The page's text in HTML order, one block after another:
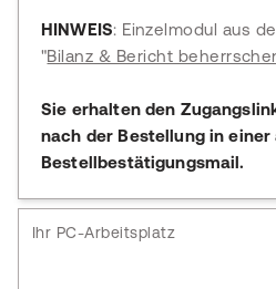
HINWEIS: Einzelmodul aus
"Bilanz & Bericht
Sie erhalten den
nach der Bestellung in
Bestellbestätigungsmail.
Ihr PC-Arbeitsplatz